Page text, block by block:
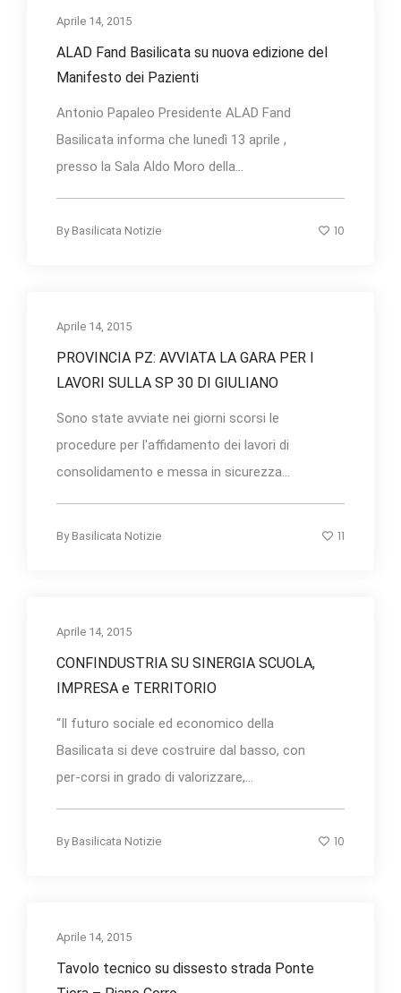
Aprile 14, 2015
ALAD Fand Basilicata su nuova edizione del
Manifesto dei Pazienti
Antonio Papaleo Presidente ALAD Fand
Basilicata informa che lunedì 13 aprile ,
presso la Sala Aldo Moro della...
By Basilicata Notizie 10
Aprile 14, 2015
PROVINCIA PZ: AVVIATA LA GARA PER I
LAVORI SULLA SP 30 DI GIULIANO
Sono state avviate nei giorni scorsi le
procedure per l'affidamento dei lavori di
consolidamento e messa in sicurezza...
By Basilicata Notizie 11
Aprile 14, 2015
CONFINDUSTRIA SU SINERGIA SCUOLA,
IMPRESA e TERRITORIO
“Il futuro sociale ed economico della
Basilicata si deve costruire dal basso, con
per-corsi in grado di valorizzare,...
By Basilicata Notizie 10
Aprile 14, 2015
Tavolo tecnico su dissesto strada Ponte